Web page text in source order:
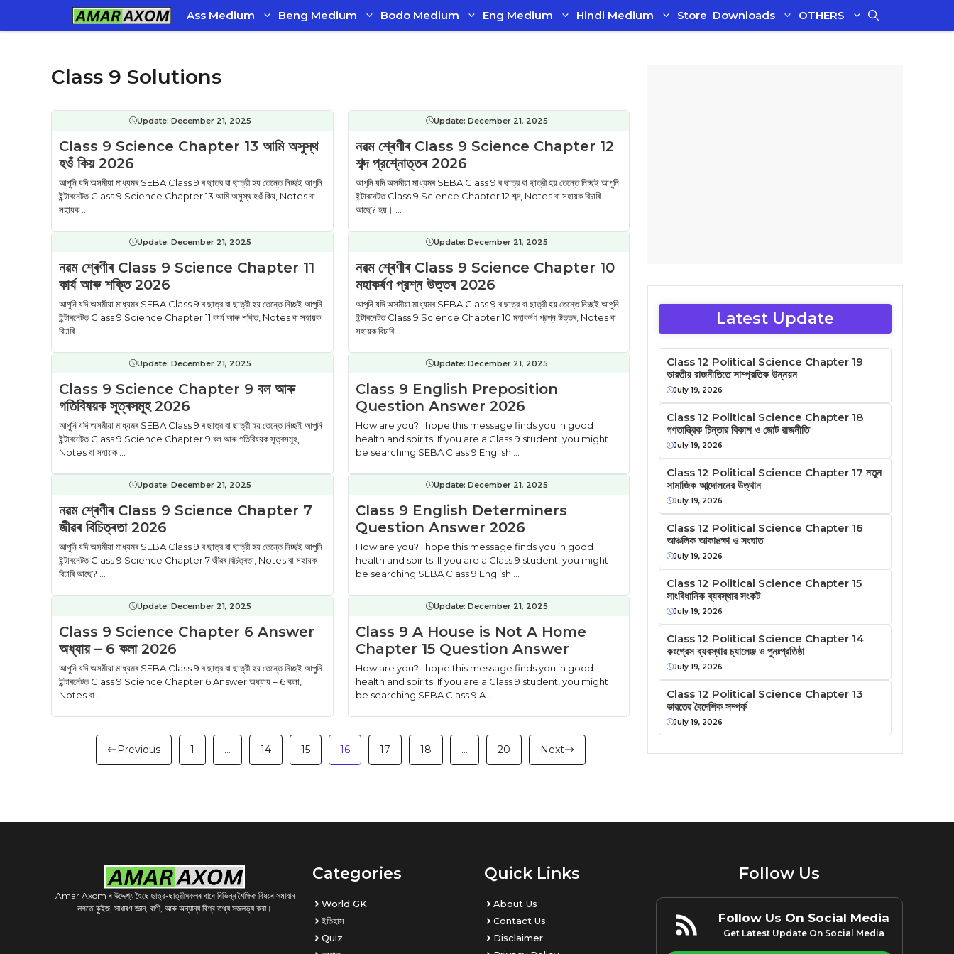
Ass Medium Beng Medium Bodo Medium Eng Medium Hindi Medium Store Downloads OTHERS
Class 9 Solutions
Update:December 21, 2025
Class 9 Science Chapter 13 আমি অসুস্থ
হওঁ কিয় 2026
আপুনি যদি অসমীয়া মাধ্যমৰ SEBA Class 9 ৰ ছাত্র বা ছাত্রী হয় তেন্তে নিচ্ছই আপুনি
ইন্টাৰনেটত Class 9 Science Chapter 13 আমি অসুস্থ হওঁ কিয়, Notes বা
সহায়ক ...
Update: December 21, 2025
নৱম শ্ৰেণীৰ Class 9 Science Chapter 12
শব্দ প্রশ্নোত্তৰ 2026
আপুনি যদি অসমীয়া মাধ্যমৰ SEBA Class 9 ৰ ছাত্র বা ছাত্রী হয় তেন্তে নিচ্ছই আপুনি
ইন্টাৰনেটত Class 9 Science Chapter 12 শব্দ, Notes বা সহায়ক বিচাৰি
আছে? হয়। ...
Update:December 21, 2025
নৱম শ্ৰেণীৰ Class 9 Science Chapter 11
কাৰ্য আৰু শক্তি 2026
আপুনি যদি অসমীয়া মাধ্যমৰ SEBA Class 9 ৰ ছাত্র বা ছাত্রী হয় তেন্তে নিচ্ছই আপুনি
ইন্টাৰনেটত Class 9 Science Chapter 11 কাৰ্য আৰু শক্তি, Notes বা সহায়ক
বিচাৰি ...
Update: December 21, 2025
নৱম শ্ৰেণীৰ Class 9 Science Chapter 10
মহাকৰ্ষণ প্রশ্ন উত্তৰ 2026
আপুনি যদি অসমীয়া মাধ্যমৰ SEBA Class 9 ৰ ছাত্র বা ছাত্রী হয় তেন্তে নিচ্ছই আপুনি
ইন্টাৰনেটত Class 9 Science Chapter 10 মহাকৰ্ষণ প্রশ্ন উত্তৰ, Notes বা
সহায়ক বিচাৰি ...
Update:December 21, 2025
Class 9 Science Chapter 9 বল আৰু
গতিবিষয়ক সূত্ৰসমূহ 2026
আপুনি যদি অসমীয়া মাধ্যমৰ SEBA Class 9 ৰ ছাত্র বা ছাত্রী হয় তেন্তে নিচ্ছই আপুনি
ইন্টাৰনেটত Class 9 Science Chapter 9 বল আৰু গতিবিষয়ক সূত্ৰসমূহ,
Notes বা সহায়ক ...
Update: December 21, 2025
Class 9 English Preposition
Question Answer 2026
How are you? I hope this message finds you in good
health and spirits. If you are a Class 9 student, you might
be searching SEBA Class 9 English ...
Update:December 21, 2025
নৱম শ্ৰেণীৰ Class 9 Science Chapter 7
জীৱৰ বিচিত্ৰতা 2026
আপুনি যদি অসমীয়া মাধ্যমৰ SEBA Class 9 ৰ ছাত্র বা ছাত্রী হয় তেন্তে নিচ্ছই আপুনি
ইন্টাৰনেটত Class 9 Science Chapter 7 জীৱৰ বিচিত্ৰতা, Notes বা সহায়ক
বিচাৰি আছে? ...
Update: December 21, 2025
Class 9 English Determiners
Question Answer 2026
How are you? I hope this message finds you in good
health and spirits. If you are a Class 9 student, you might
be searching SEBA Class 9 English ...
Update:December 21, 2025
Class 9 Science Chapter 6 Answer
অধ্যায় – 6 কলা 2026
আপুনি যদি অসমীয়া মাধ্যমৰ SEBA Class 9 ৰ ছাত্র বা ছাত্রী হয় তেন্তে নিচ্ছই আপুনি
ইন্টাৰনেটত Class 9 Science Chapter 6 Answer অধ্যায় – 6 কলা,
Notes বা ...
Update: December 21, 2025
Class 9 A House is Not A Home
Chapter 15 Question Answer
How are you? I hope this message finds you in good
health and spirits. If you are a Class 9 student, you might
be searching SEBA Class 9 A ...
Previous 1 … 14 15 16 17 18 … 20 Next
Latest Update
Class 12 Political Science Chapter 19
ভারতীয় রাজনীতিতে সাম্প্রতিক উন্নয়ন
July 19, 2026
Class 12 Political Science Chapter 18
গণতান্ত্রিক চিন্তার বিকাশ ও জোট রাজনীতি
July 19, 2026
Class 12 Political Science Chapter 17 নতুন
সামাজিক আন্দোলনের উত্থান
July 19, 2026
Class 12 Political Science Chapter 16
আঞ্চলিক আকাঙক্ষা ও সংঘাত
July 19, 2026
Class 12 Political Science Chapter 15
সাংবিধানিক ব্যবস্থার সংকট
July 19, 2026
Class 12 Political Science Chapter 14
কংগ্রেস ব্যবস্থার চ্যালেঞ্জ ও পুনঃপ্রতিষ্ঠা
July 19, 2026
Class 12 Political Science Chapter 13
ভারতের বৈদেশিক সম্পর্ক
July 19, 2026
Amar Axom ৰ উদ্দেশ্য হৈছে ছাত্র-ছাত্রীসকলৰ বাবে বিভিন্ন শৈক্ষিক বিষয়ৰ সমাধান
লগতে কুইজ, সাধাৰণ জ্ঞান, বাণী, আৰু অন্যান্য বিশ্ব তথ্য সজলভ্য কৰা।
Categories
World GK
ইতিহাস
Quiz
Quick Links
About Us
Contact Us
Disclaimer
Follow Us
Follow Us On Social Media
Get Latest Update On Social Media